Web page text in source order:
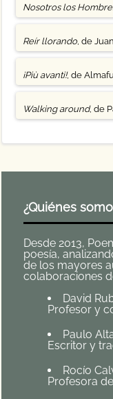
Nosotros los
Reír llorando, de
¡Più avanti!, de
Walking around, de
¿Quiénes
Desde 2013,
poesía,
de los mayores
colaboraciones
David
Profesor y
Paulo
Escritor y
Rocío
Profesora